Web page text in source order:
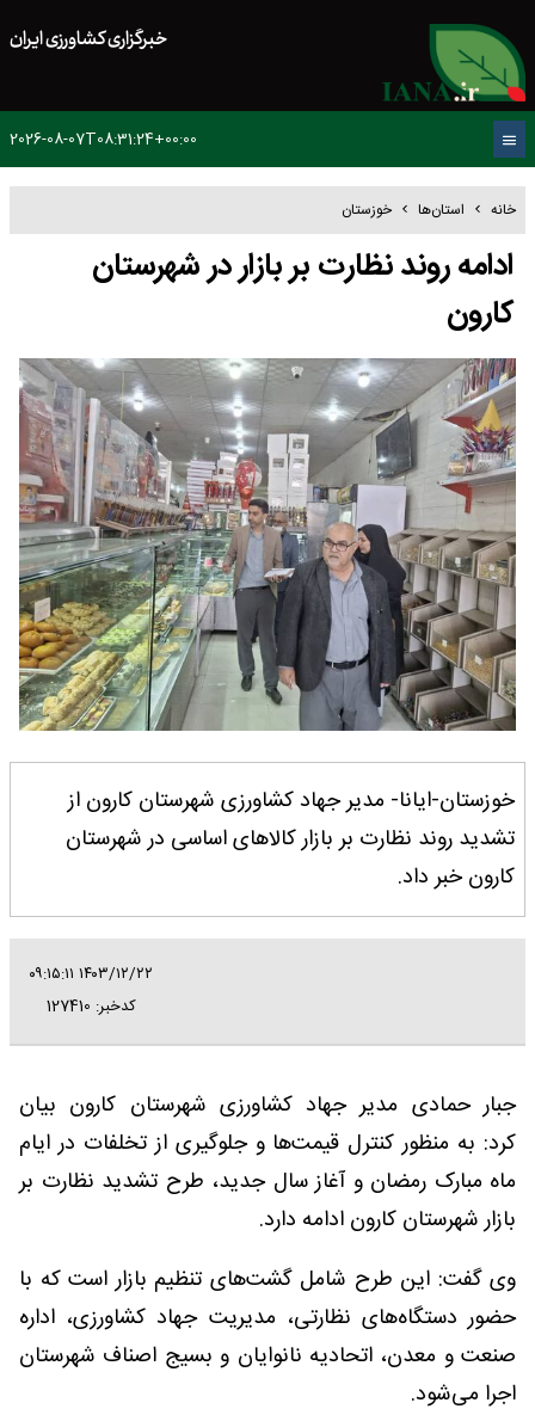
خبرگزاری کشاورزی ایران
2026-08-07T08:31:24+00:00
خانه استان‌ها خوزستان
ادامه روند نظارت بر بازار در شهرستان
کارون
خوزستان-ایانا- مدیر جهاد کشاورزی شهرستان کارون از
تشدید روند نظارت بر بازار کالاهای اساسی در شهرستان
کارون خبر داد.
۱۴۰۳/۱۲/۲۲ ۰۹:۱۵:۱۱
کدخبر: 127410
جبار حمادی مدیر جهاد کشاورزی شهرستان کارون بیان
کرد: به منظور کنترل قیمت‌ها و جلوگیری از تخلفات در ایام
ماه مبارک رمضان و آغاز سال جدید، طرح تشدید نظارت بر
بازار شهرستان کارون ادامه دارد.
وی گفت: این طرح شامل گشت‌های تنظیم بازار است که با
حضور دستگاه‌های نظارتی، مدیریت جهاد کشاورزی، اداره
صنعت و معدن، اتحادیه نانوایان و بسیج اصناف شهرستان
اجرا می‌شود.